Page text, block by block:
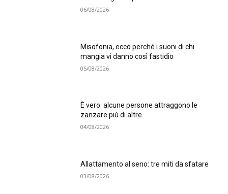
06/08/2026
Misofonia, ecco perché i suoni di chi
mangia vi danno così fastidio
05/08/2026
È vero: alcune persone attraggono le
zanzare più di altre
04/08/2026
Allattamento al seno: tre miti da sfatare
03/08/2026